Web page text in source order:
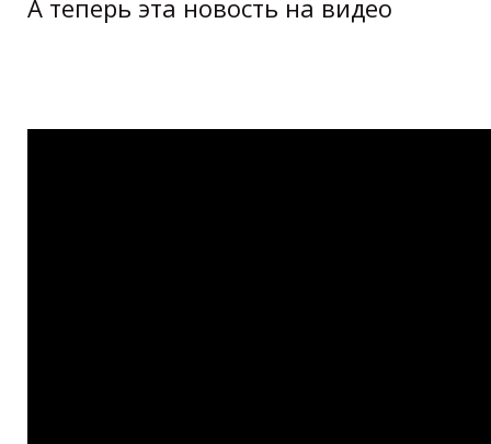
А теперь эта новость на видео